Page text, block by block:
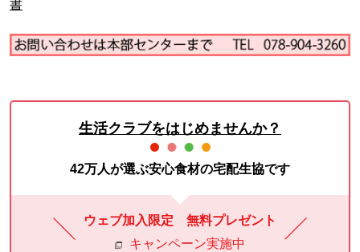
書
生活クラブをはじめませんか？
42万人が選ぶ安心食材の宅配生協です
ウェブ加入限定 無料プレゼント
キャンペーン実施中